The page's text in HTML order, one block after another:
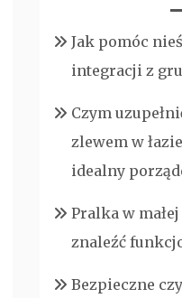
Jak pomóc
integracji z
Czym
zlewem w
idealny
Pralka w
znaleźć
Bezpieczne